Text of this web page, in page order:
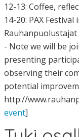
12-13: Coffee,
14-20: PAX
Rauhanpuolustajat
- Note we will be
presenting
observing their
potential
http://
event]